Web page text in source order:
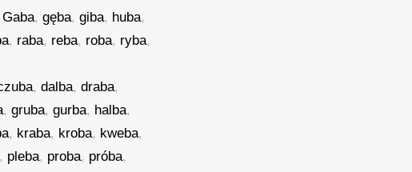
Gaba,gęba,giba, huba,
, raba, reba, roba, ryba,
,dalba,draba,
,gruba,gurba, halba,
, kraba, kroba, kweba,
, pleba, proba, próba,